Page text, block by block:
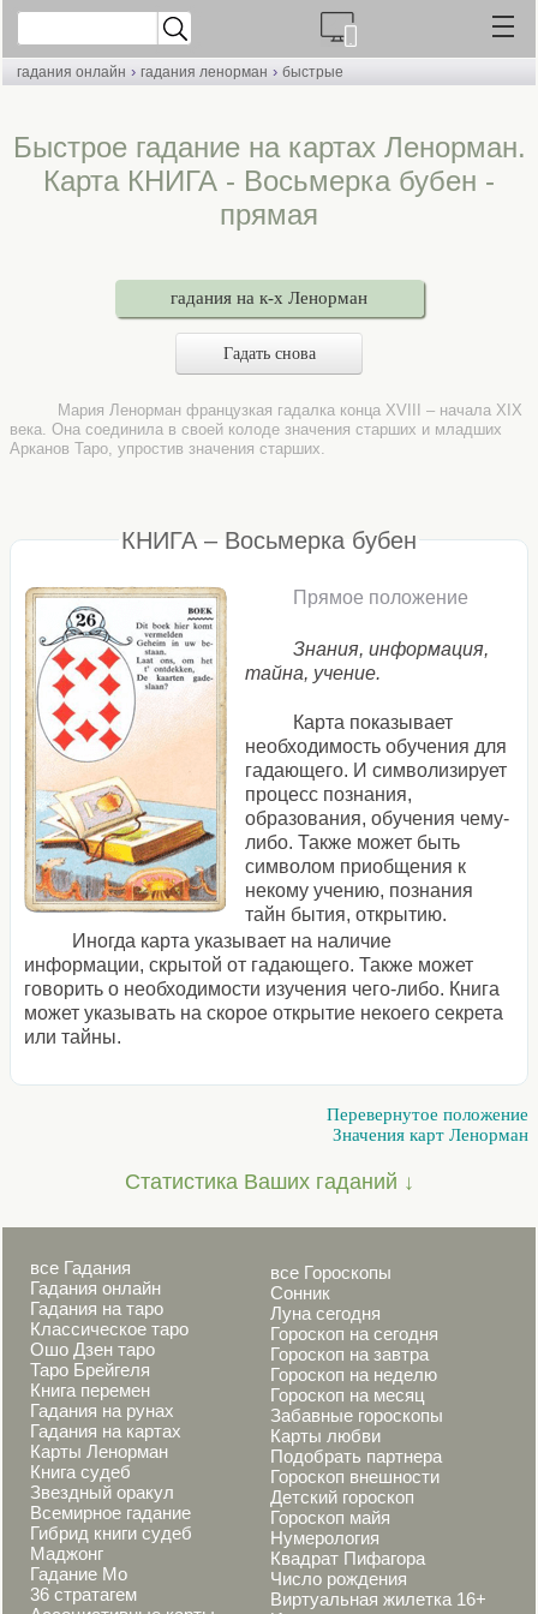
гадания онлайн › гадания ленорман › быстрые
Быстрое гадание на картах Ленорман.
Карта КНИГА - Восьмерка бубен -
прямая
гадания на к-х Ленорман
Гадать снова
Мария Ленорман французкая гадалка конца XVIII – начала XIX
века. Она соединила в своей колоде значения старших и младших
Арканов Таро, упростив значения старших.
КНИГА – Восьмерка бубен
Прямое положение
Знания, информация,
тайна, учение.
Карта показывает
необходимость обучения для
гадающего. И символизирует
процесс познания,
образования, обучения чему-
либо. Также может быть
символом приобщения к
некому учению, познания
тайн бытия, открытию.
Иногда карта указывает на наличие
информации, скрытой от гадающего. Также может
говорить о необходимости изучения чего-либо. Книга
может указывать на скорое открытие некоего секрета
или тайны.
Перевернутое положение
Значения карт Ленорман
Статистика Ваших гаданий ↓
все Гадания
Гадания онлайн
Гадания на таро
Классическое таро
Ошо Дзен таро
Таро Брейгеля
Книга перемен
Гадания на рунах
Гадания на картах
Карты Ленорман
Книга судеб
Звездный оракул
Всемирное гадание
Гибрид книги судеб
Маджонг
Гадание Мо
36 стратагем
все Гороскопы
Сонник
Луна сегодня
Гороскоп на сегодня
Гороскоп на завтра
Гороскоп на неделю
Гороскоп на месяц
Забавные гороскопы
Карты любви
Подобрать партнера
Гороскоп внешности
Детский гороскоп
Гороскоп майя
Нумерология
Квадрат Пифагора
Число рождения
Виртуальная жилетка 16+